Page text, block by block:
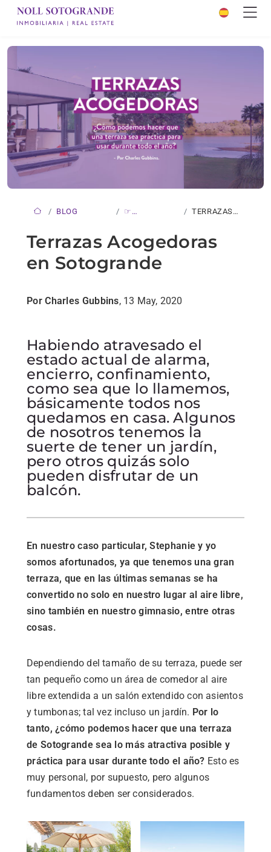
BLOG
☞
TERRAZAS
EN
Terrazas Acogedoras
en Sotogrande
Por Charles Gubbins, 13 May, 2020
Habiendo atravesado el
estado actual de alarma,
encierro, confinamiento,
como sea que lo llamemos,
básicamente todos nos
quedamos en casa. Algunos
de nosotros tenemos la
suerte de tener un jardín,
pero otros quizás solo
pueden disfrutar de un
balcón.
En nuestro caso particular, Stephanie y yo
somos afortunados, ya que tenemos una gran
terraza, que en las últimas semanas se ha
convertido no solo en nuestro lugar al aire libre,
sino también en nuestro gimnasio, entre otras
cosas.
Dependiendo del tamaño de su terraza, puede ser
tan pequeño como un área de comedor al aire
libre extendida a un salón extendido con asientos
y tumbonas; tal vez incluso un jardín. Por lo
tanto, ¿cómo podemos hacer que una terraza
de Sotogrande sea lo más atractiva posible y
práctica para usar durante todo el año? Esto es
muy personal, por supuesto, pero algunos
fundamentos deben ser considerados.